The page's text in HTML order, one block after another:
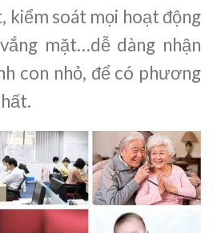
kiểm soát mọi hoạt động
mặt…dễ dàng nhận
con nhỏ, để có phương